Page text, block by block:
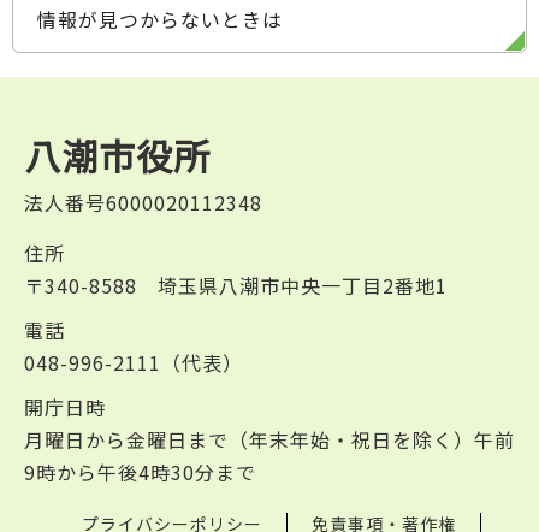
情報が見つからないときは
八潮市役所
法人番号6000020112348
住所
〒340-8588 埼玉県八潮市中央一丁目2番地1
電話
048-996-2111（代表）
開庁日時
月曜日から金曜日まで（年末年始・祝日を除く）午前
9時から午後4時30分まで
プライバシーポリシー 免責事項・著作権